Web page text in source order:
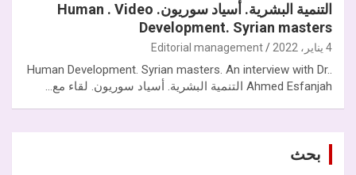
التنمية البشرية. أسياد سوريون. Human . Video
Development. Syrian masters
4 يناير، 2022 Editorial management
.Human Development. Syrian masters. An interview with Dr.
Ahmed Esfanjah التنمية البشرية. أسياد سوريون. لقاء مع…
بحث